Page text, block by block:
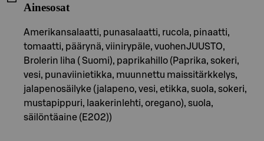
Ainesosat
Amerikansalaatti, punasalaatti, rucola, pinaatti,
tomaatti, päärynä, viinirypäle, vuohenJUUSTO,
Brolerin liha ( Suomi), paprikahillo (Paprika, sokeri,
vesi, punaviinietikka, muunnettu maissitärkkelys,
jalapenosäilyke (jalapeno, vesi, etikka, suola, sokeri,
mustapippuri, laakerinlehti, oregano), suola,
säilöntäaine (E202))